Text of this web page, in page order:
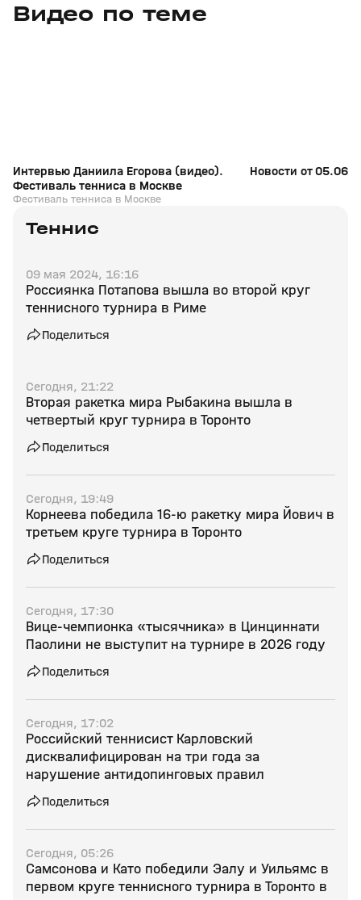
Видео по теме
11 июл, 16:17
Интервью Даниила Егорова (видео).
Фестиваль тенниса в Москве
Фестиваль тенниса в Москве
Новости от
Теннис
09 мая 2024, 16:16
Россиянка Потапова вышла во второй круг
теннисного турнира в Риме
Поделиться
Сегодня, 21:22
Вторая ракетка мира Рыбакина вышла в
четвертый круг турнира в Торонто
Поделиться
Сегодня, 19:49
Корнеева победила 16‑ю ракетку мира Йович в
третьем круге турнира в Торонто
Поделиться
Сегодня, 17:30
Вице‑чемпионка «тысячника» в Цинциннати
Паолини не выступит на турнире в 2026 году
Поделиться
Сегодня, 17:02
Российский теннисист Карловский
дисквалифицирован на три года за
нарушение антидопинговых правил
Поделиться
Сегодня, 05:26
Самсонова и Като победили Эалу и Уильямс в
первом круге теннисного турнира в Торонто в